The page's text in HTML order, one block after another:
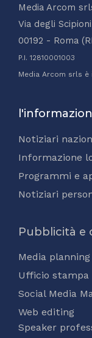
Media Arcom
Via degli
00192 - Roma
P.I. 12810001003
Media Arcom srls è
Notiziari
Informazione
Programmi e
Notiziari
Pubblicità e
Media planning
Ufficio stampa
Social Media
Web editing
Speaker